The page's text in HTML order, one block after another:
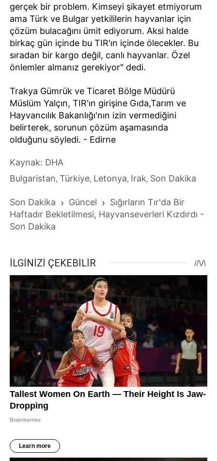
gerçek bir problem. Kimseyi şikayet etmiyorum
ama Türk ve Bulgar yetkililerin hayvanlar için
çözüm bulacağını ümit ediyorum. Aksi halde
birkaç gün içinde bu TIR'ın içinde ölecekler. Bu
sıradan bir kargo değil, canlı hayvanlar. Özel
önlemler almanız gerekiyor" dedi.
Trakya Gümrük ve Ticaret Bölge Müdürü
Müslüm Yalçın, TIR'ın girişine Gıda,Tarım ve
Hayvancılık Bakanlığı'nın izin vermediğini
belirterek, sorunun çözüm aşamasında
olduğunu söyledi. - Edirne
Kaynak: DHA
Bulgaristan, Türkiye, Letonya, Irak, Son Dakika
Son Dakika › Güncel › Sığırların Tır'da Bir
Haftadır Bekletilmesi, Hayvanseverleri Kızdırdı -
Son Dakika